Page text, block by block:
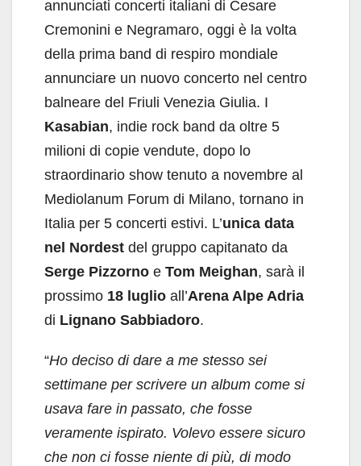
annunciati concerti italiani di Cesare
Cremonini e Negramaro, oggi è la volta
della prima band di respiro mondiale
annunciare un nuovo concerto nel centro
balneare del Friuli Venezia Giulia. I
Kasabian, indie rock band da oltre 5
milioni di copie vendute, dopo lo
straordinario show tenuto a novembre al
Mediolanum Forum di Milano, tornano in
Italia per 5 concerti estivi. L’unica data
nel Nordest del gruppo capitanato da
Serge Pizzorno e Tom Meighan, sarà il
prossimo 18 luglio all’Arena Alpe Adria
di Lignano Sabbiadoro.
“Ho deciso di dare a me stesso sei
settimane per scrivere un album come si
usava fare in passato, che fosse
veramente ispirato. Volevo essere sicuro
che non ci fosse niente di più, di modo